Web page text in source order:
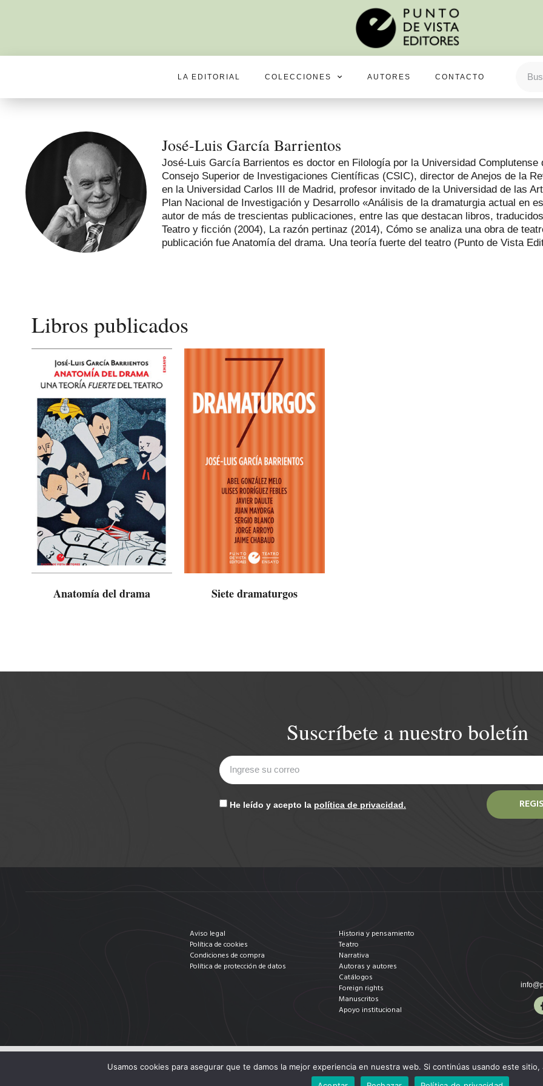
LA EDITORIAL COLECCIONES AUTORES CONTACTO
José-Luis García Barrientos
José-Luis García Barrientos es doctor en Filología por la Universidad
Consejo Superior de Investigaciones Científicas (CSIC), director de Anejos de la
en la Universidad Carlos III de Madrid, profesor invitado de la Universidad de las
Plan Nacional de Investigación y Desarrollo «Análisis de la dramaturgia actual en
autor de más de trescientas publicaciones, entre las que destacan libros,
Teatro y ficción (2004), La razón pertinaz (2014), Cómo se analiza una obra de
publicación fue Anatomía del drama. Una teoría fuerte del teatro (Punto de Vista
Libros publicados
Anatomía del drama Siete dramaturgos
Suscríbete a nuestro boletín
He leído y acepto la política de privacidad.
Aviso legal
Política de cookies
Condiciones de compra
Política de protección de datos
Historia y pensamiento
Teatro
Narrativa
Autoras y autores
Catálogos
Foreign rights
Manuscritos
Apoyo institucional
Usamos cookies para asegurar que te damos la mejor experiencia en nuestra web. Si continúas usando este